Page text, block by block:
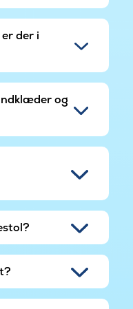
der i
og